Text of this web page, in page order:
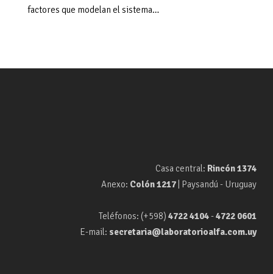
factores que modelan el sistema…
Casa central: Rincón 1374
Anexo: Colón 1217 | Paysandú - Uruguay
Teléfonos: (+598)4722 4104-4722 0601
E-mail: secretaria@laboratorioalfa.com.uy